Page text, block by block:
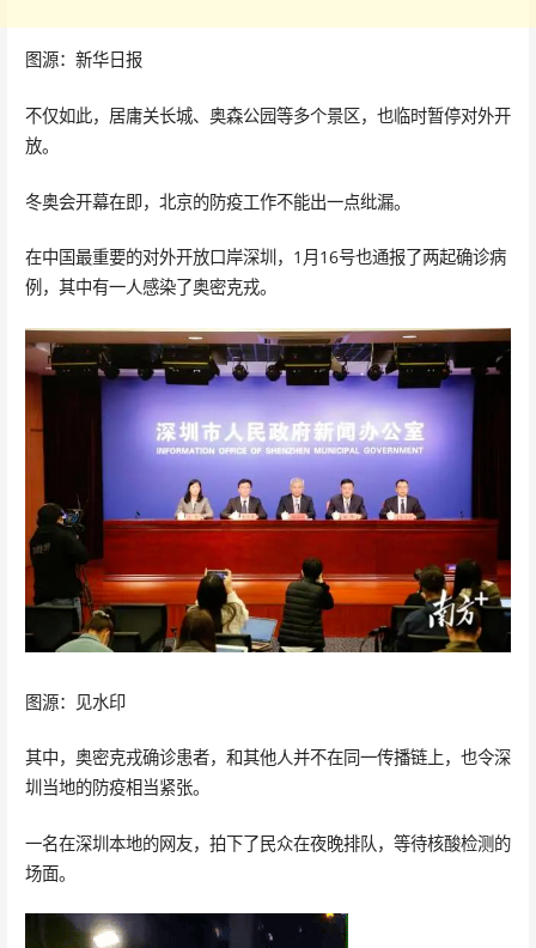
图源：新华日报
不仅如此，居庸关长城、奥森公园等多个景区，也临时暂停对外开
放。
冬奥会开幕在即，北京的防疫工作不能出一点纰漏。
在中国最重要的对外开放口岸深圳，1月16号也通报了两起确诊病
例，其中有一人感染了奥密克戎。
图源：见水印
其中，奥密克戎确诊患者，和其他人并不在同一传播链上，也令深
圳当地的防疫相当紧张。
一名在深圳本地的网友，拍下了民众在夜晚排队，等待核酸检测的
场面。